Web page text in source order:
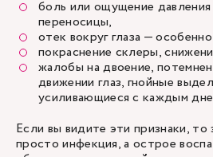
боль или ощущение
переносицы,
отек вокруг глаза —
покраснение склеры,
жалобы на двоение,
движении глаз, гнойные
усиливающиеся с каждым
Если вы видите эти признаки,
просто инфекция, а острое